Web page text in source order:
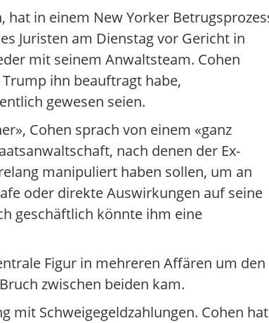
hat in einem New Yorker
Juristen am Dienstag vor Gericht in
mit seinem Anwaltsteam. Cohen
ihn beauftragt habe,
gewesen seien.
Cohen sprach von einem «ganz
nach denen der Ex-
manipuliert haben sollen, um an
oder direkte Auswirkungen auf seine
geschäftlich könnte ihm eine
Figur in mehreren Affären um den
zwischen beiden kam.
mit Schweigegeldzahlungen. Cohen hat